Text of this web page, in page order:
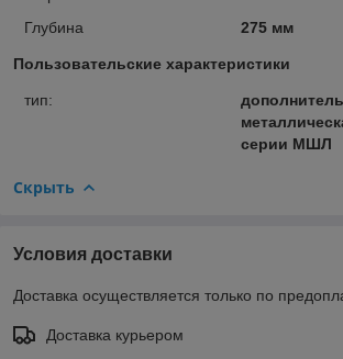
Глубина
275 мм
Пользовательские характеристики
тип:
серии МШЛ
Скрыть
Условия доставки
Доставка осуществляется только по
Доставка курьером